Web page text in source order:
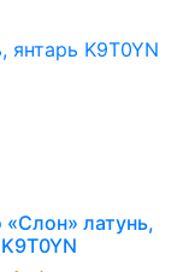
«Слон» латунь,